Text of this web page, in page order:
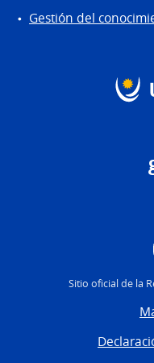
Gestión del
Sitio oficial de la